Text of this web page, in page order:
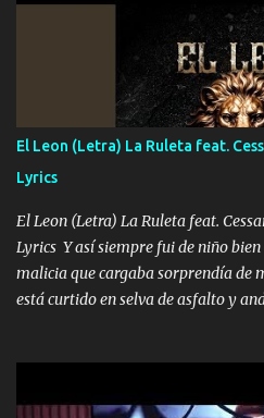
que estar alegres doy las
Música Si es que salta algún
ahí está el Hombre Cuarenta y
cualquier problema no más es
FALTA UN HERMANO DE CLAVE
HOMBRE VALIENTE POR ALGO
VIO POR LA FAMILIA PARA QUE
los HERMANOS un cerebro
El Leon (Letra) La Ruleta feat.
Lyrics
El Leon (Letra) La Ruleta feat.
Lyrics Y así siempre fui de niño
malicia que cargaba sorprendía de
está curtido en selva de asfalto y
pa más pues hay charola les voy a